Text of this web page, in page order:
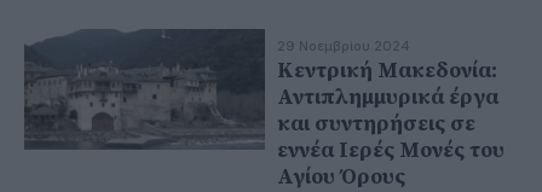
29 Νοεμβρίου 2024
Κεντρική Μακεδονία:
Αντιπλημμυρικά έργα
και συντηρήσεις σε
εννέα Ιερές Μονές του
Αγίου Όρους